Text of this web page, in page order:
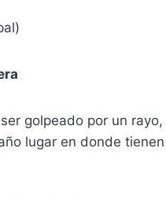
golpeado por un
lugar en donde